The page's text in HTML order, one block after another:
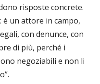
risposte concrete.
è un attore in campo,
con denunce, con
di più, perché i
negoziabili e non li